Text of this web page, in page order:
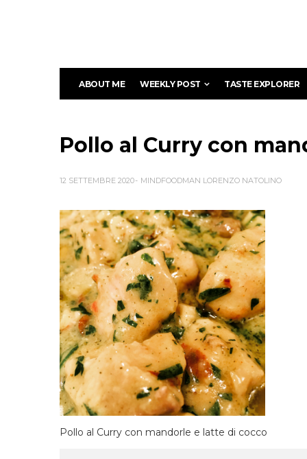
ABOUT ME WEEKLY POST TASTE EXPLORER
Pollo al Curry con
12 SETTEMBRE 2020 MINDFOODMAN LORENZO NATOLINO
Pollo al Curry con mandorle e latte di cocco